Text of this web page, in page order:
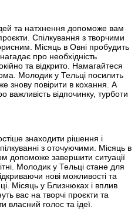
та натхнення допоможе вам
Спілкування з творчими
Місяць в Овні пробудить
про необхідність
та відкрито. Намагайтеся
Молодик у Тельці посилить
знову повірити в кохання. А
важливість відпочинку, турботи
знаходити рішення і
з оточуючими. Місяць в
допоможе завершити ситуації
Молодик у Тельці стане для
нові можливості та
Місяць у Близнюках і вплив
вас на творчі проєкти та
власний голос та ідеї.